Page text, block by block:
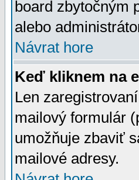
board zbytočným
alebo
Návrat hore
Keď kliknem na
Len
mailový formulár
umožňuje zbaviť
mailové adresy.